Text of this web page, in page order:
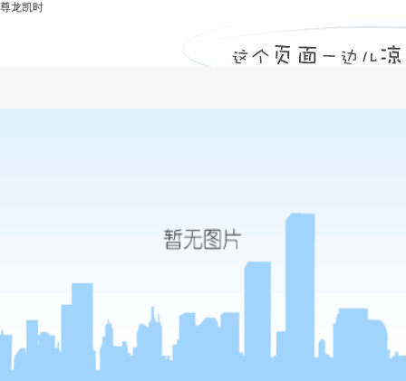
作用-尊龙凯时
尊龙凯时